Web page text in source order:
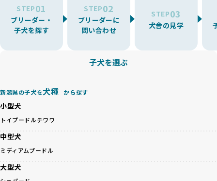
BreederFamiliesでは、アニマルウェルフェアを最優先に考
えた6つの絶対基準と12の総合基準を設定しています。これに
ことを徹底しています。
BreederFamiliesでは、以下の6項目を必須条件とし、これら
基づいた責任あるブリーディングを確保しています。
さらに、健康管理、社会性の育成、遺伝子検査、食事や運動
の質など、ワンちゃんの心身に配慮した飼育環境が整ってい
るかを評価する12項目の総合基準を設けています。これによ
り、より高い基準をクリアしたブリーダーだけを厳選してい
ます。
その結果、合格率10%未満という厳しい基準をクリアした優
良ブリーダーのみが登録されています。
BreederFamiliesでは、法令に準拠するだけでなく、ワンち
たりストレスを抱えたりするリスクが高まります。
「少数の犬種に集中」の詳細はこちら
すが、無計画な交配には健康リスクが伴います。異なる犬種
の特徴を持つことで予測しにくい健康問題が発生する可能性
が高く、診断や治療も複雑化する場合があります。また、ミ
待する理想と現実が大きく異なることも少なくありません。
健康と性格を次世代に引き継ぐために、ミックス犬の繁殖を
避けます。無計画な交配がもたらすリスクを理解し、飼い主
殖を徹底しているのです。
一方、営利優先ブリーダーは流行や需要に応じて安易にミッ
が多く見受けられます。場合によっては、チワワ×ハスキー
STEP01
ブリーダー・
子犬を探す
STEP02
ブリーダーに
問い合わせ
STEP03
犬舎の見学
子犬を選ぶ
新潟県の子犬を犬種 から探す
小型犬
トイプードルチワワ
中型犬
ミディアムプードル
大型犬